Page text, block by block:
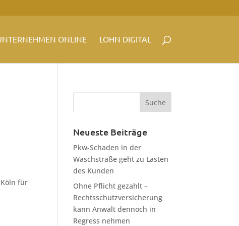
ONLINE LOHN DIGITAL
für
Neueste Beiträge
Pkw-Schaden in der
Waschstraße geht zu Lasten
des Kunden
Ohne Pflicht gezahlt –
Rechtsschutzversicherung
kann Anwalt dennoch in
Regress nehmen